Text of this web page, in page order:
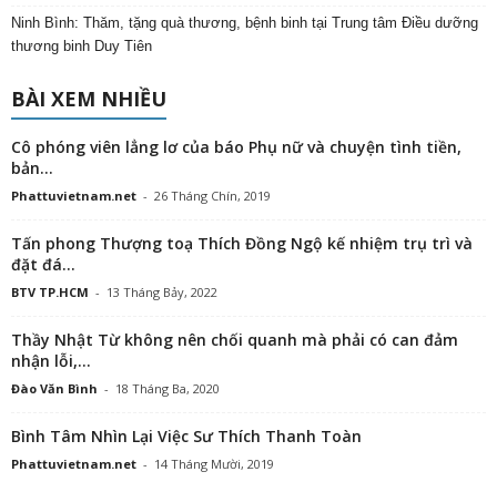
Ninh Bình: Thăm, tặng quà thương, bệnh binh tại Trung tâm Điều dưỡng
thương binh Duy Tiên
BÀI XEM NHIỀU
Cô phóng viên lẳng lơ của báo Phụ nữ và chuyện tình tiền,
bản...
Phattuvietnam.net - 26 Tháng Chín, 2019
Tấn phong Thượng toạ Thích Đồng Ngộ kế nhiệm trụ trì và
đặt đá...
BTV TP.HCM - 13 Tháng Bảy, 2022
Thầy Nhật Từ không nên chối quanh mà phải có can đảm
nhận lỗi,...
Đào Văn Bình - 18 Tháng Ba, 2020
Bình Tâm Nhìn Lại Việc Sư Thích Thanh Toàn
Phattuvietnam.net - 14 Tháng Mười, 2019